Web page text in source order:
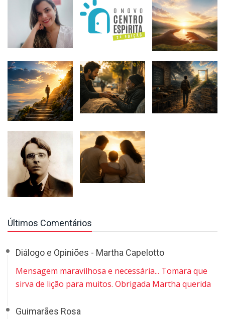
Últimos Comentários
Diálogo e Opiniões - Martha Capelotto
Mensagem maravilhosa e necessária... Tomara que
sirva de lição para muitos. Obrigada Martha querida
Guimarães Rosa